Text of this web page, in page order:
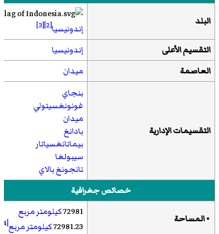
البلد
إندونيسيا[2]
[3]
التقسيم الأعلى
إندونيسيا
العاصمة
ميدان
التقسيمات الإدارية
بنجاي
غونونغسيتولي
ميدان
بادانغ
بيماتانغسياتار
سيبولغا
تانجونغ بالاي
تيبنغ
خصائص جغرافية
• المساحة
72981كيلومتر مربع
72981.23كيلومتر مربع[4]